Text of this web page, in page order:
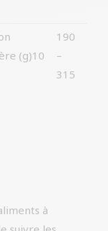
(g)10
190
–
315
à